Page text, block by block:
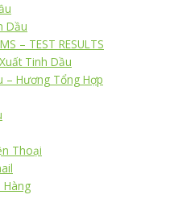
Dầu
– TEST RESULTS
Tinh Dầu
– Hương Tổng Hợp
Thoại
Hàng